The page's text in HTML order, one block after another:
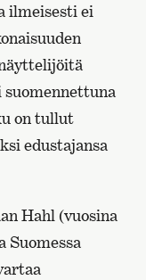
ilmeisesti ei
on tullut
edustajansa
Hahl (vuosina
Suomessa